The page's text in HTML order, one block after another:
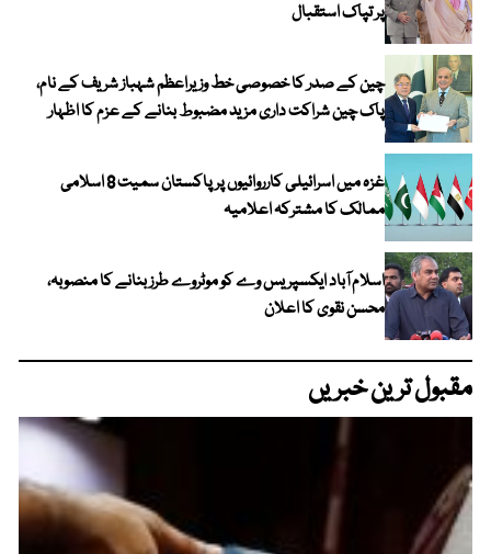
پر تپاک استقبال
چین کے صدر کا خصوصی خط وزیراعظم شہباز شریف کے نام،
پاک چین شراکت داری مزید مضبوط بنانے کے عزم کا اظہار
غزہ میں اسرائیلی کارروائیوں پر پاکستان سمیت 8 اسلامی
ممالک کا مشترکہ اعلامیہ
اسلام آباد ایکسپریس وے کو موٹروے طرز بنانے کا منصوبہ،
محسن نقوی کا اعلان
مقبول ترین خبریں